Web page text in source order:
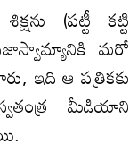
(పట్టీ కట్టి
మరో
ఇది ఆ పత్రికకు
మీడియాని